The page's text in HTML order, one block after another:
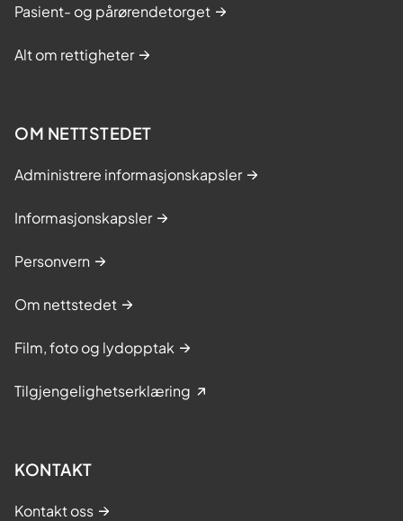
Pasient- og pårørendetorget
Alt om rettigheter
OM NETTSTEDET
Administrere informasjonskapsler
Informasjonskapsler
Personvern
Om nettstedet
Film, foto og lydopptak
Tilgjengelighetserklæring
KONTAKT
Kontakt oss